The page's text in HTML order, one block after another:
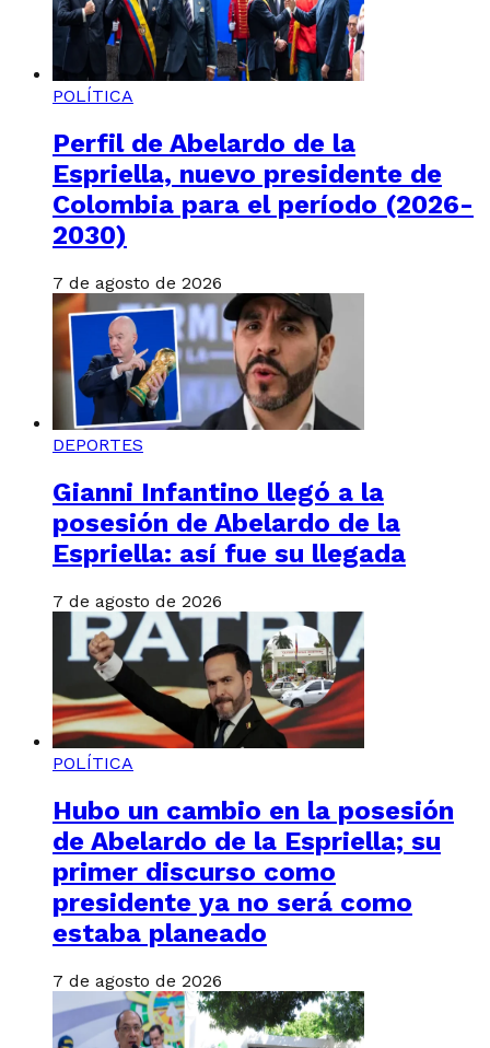
POLÍTICA
Perfil de Abelardo de la
Espriella, nuevo presidente de
Colombia para el período (2026-
2030)
7 de agosto de 2026
DEPORTES
Gianni Infantino llegó a la
posesión de Abelardo de la
Espriella: así fue su llegada
7 de agosto de 2026
POLÍTICA
Hubo un cambio en la posesión
de Abelardo de la Espriella; su
primer discurso como
presidente ya no será como
estaba planeado
7 de agosto de 2026